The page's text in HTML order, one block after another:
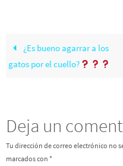
¿Es bueno agarrar a los
gatos por el cuello?
Deja un
Tu dirección de correo electrónico no
marcados con *